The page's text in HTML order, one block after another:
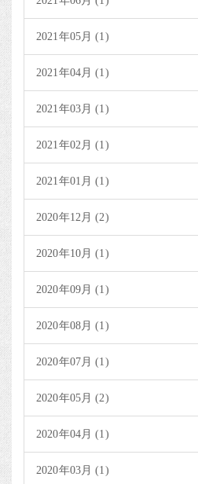
2021年05月 (1)
2021年04月 (1)
2021年03月 (1)
2021年02月 (1)
2021年01月 (1)
2020年12月 (2)
2020年10月 (1)
2020年09月 (1)
2020年08月 (1)
2020年07月 (1)
2020年05月 (2)
2020年04月 (1)
2020年03月 (1)